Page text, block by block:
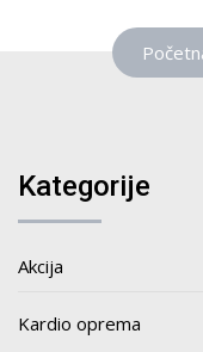
Kategorije
Akcija
Kardio oprema